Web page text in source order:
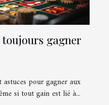
gagner
pour gagner aux
si tout gain est lié à...